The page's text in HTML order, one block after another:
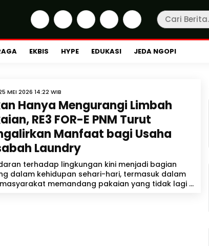
EKBIS HYPE EDUKASI JEDA NGOPI
MEI 2026 14:22 WIB
Hanya Mengurangi Limbah
RE3 FOR-E PNM Turut
Manfaat bagi Usaha
Laundry
terhadap lingkungan kini menjadi bagian
dalam kehidupan sehari-hari, termasuk dalam
memandang pakaian yang tidak lagi ...